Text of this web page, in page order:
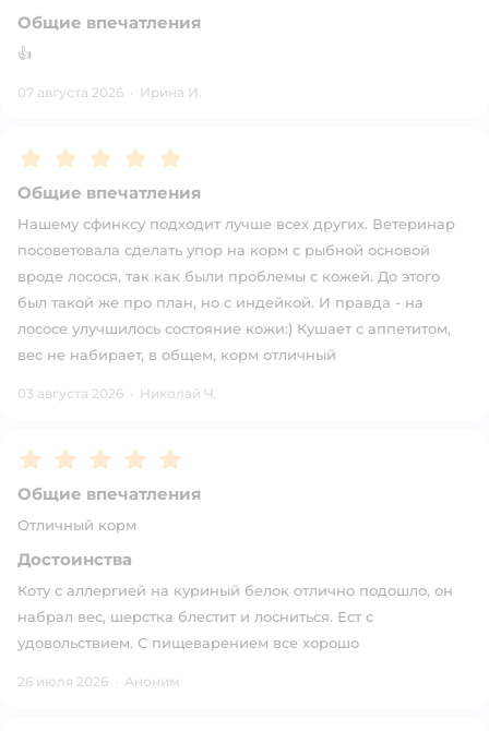
Общие впечатления
👍
07 августа 2026 · Ирина И.
Рейтинг:5
Общие впечатления
Нашему сфинксу подходит лучше всех других. Ветеринар
посоветовала сделать упор на корм с рыбной основой
вроде лосося, так как были проблемы с кожей. До этого
был такой же про план, но с индейкой. И правда - на
лососе улучшилось состояние кожи:) Кушает с аппетитом,
вес не набирает, в общем, корм отличный
03 августа 2026 · Николай Ч.
Рейтинг:5
Общие впечатления
Отличный корм
Достоинства
Коту с аллергией на куриный белок отлично подошло, он
набрал вес, шерстка блестит и лосниться. Ест с
удовольствием. С пищеварением все хорошо
26 июля 2026 · Аноним